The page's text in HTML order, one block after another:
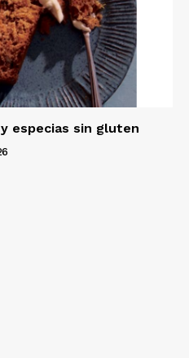
especias sin gluten